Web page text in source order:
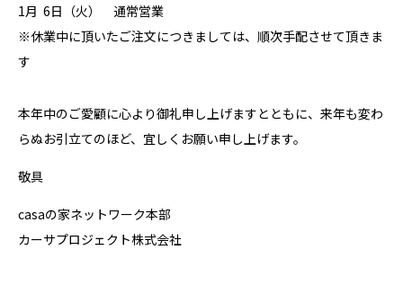
1月 6日（火） 通常営業
※休業中に頂いたご注文につきましては、順次手配させて頂きま
す
本年中のご愛顧に心より御礼申し上げますとともに、来年も変わ
らぬお引立てのほど、宜しくお願い申し上げます。
敬具
casaの家ネットワーク本部
カーサプロジェクト株式会社